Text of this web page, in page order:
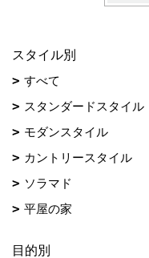
スタイル別
すべて
スタンダードスタイル
モダンスタイル
カントリースタイル
ソラマド
平屋の家
目的別